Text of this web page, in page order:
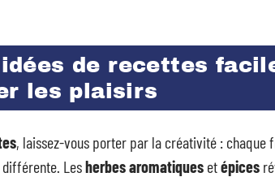
idées de recettes
les plaisirs
, laissez-vous porter par la créativité : chaque
Lesherbes aromatiques etépices